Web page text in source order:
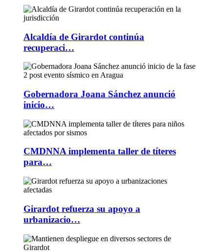
Alcaldía de Girardot continúa
recuperaci…
Gobernadora Joana Sánchez anunció
inicio…
CMDNNA implementa taller de títeres
para…
Girardot refuerza su apoyo a
urbanizacio…